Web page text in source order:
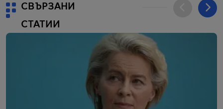
СВЪРЗАНИ
СТАТИИ